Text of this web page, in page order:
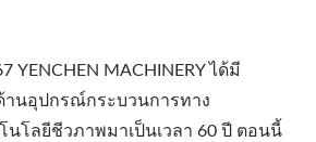
YENCHEN MACHINERY ได้มี
นอุปกรณ์กระบวนการทาง
นโลยีชีวภาพมาเป็นเวลา 60 ปี ตอนนี้